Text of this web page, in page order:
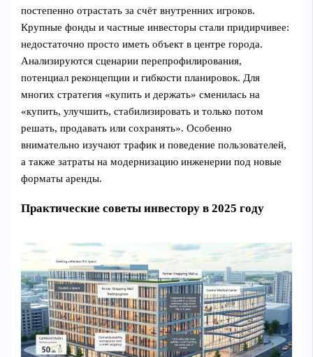
постепенно отрастать за счёт внутренних игроков.
Крупные фонды и частные инвесторы стали придирчивее:
недостаточно просто иметь объект в центре города.
Анализируются сценарии перепрофилирования,
потенциал реконцепции и гибкости планировок. Для
многих стратегия «купить и держать» сменилась на
«купить, улучшить, стабилизировать и только потом
решать, продавать или сохранять». Особенно
внимательно изучают трафик и поведение пользователей,
а также затраты на модернизацию инженерии под новые
форматы аренды.
Практические советы инвестору в 2025 году